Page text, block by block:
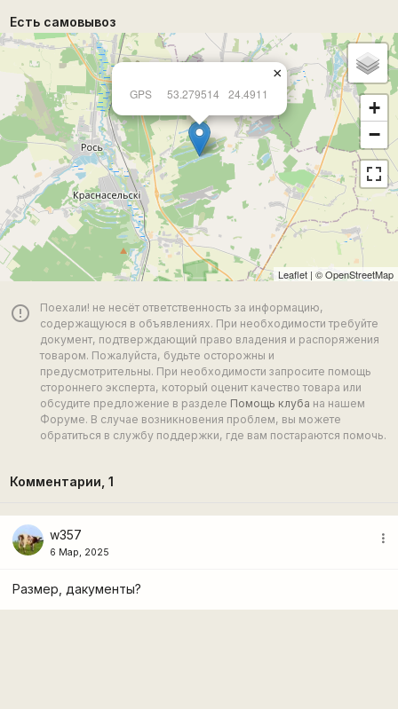
Есть самовывоз
GPS 53.279514 24.4911
×
+
−
Leaflet | ©OpenStreetMap
error_outline
Поехали! не несёт ответственность за информацию,
содержащуюся в объявлениях. При необходимости требуйте
документ, подтверждающий право владения и распоряжения
товаром. Пожалуйста, будьте осторожны и
предусмотрительны. При необходимости запросите помощь
стороннего эксперта, который оценит качество товара или
обсудите предложение в разделе Помощь клуба на нашем
Форуме. В случае возникновения проблем, вы можете
обратиться в службу поддержки, где вам постараются помочь.
Комментарии, 1
w357
6 Мар, 2025
more_vert
Размер, дакументы?